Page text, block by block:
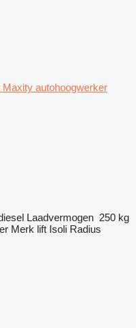
Maxity autohoogwerker
Laadvermogen 250 kg
Merk lift Isoli Radius